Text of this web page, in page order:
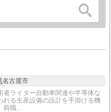
名古屋市
者ライター自動車関連や半導体な
れる生産設備の設計を手掛ける機
前職…